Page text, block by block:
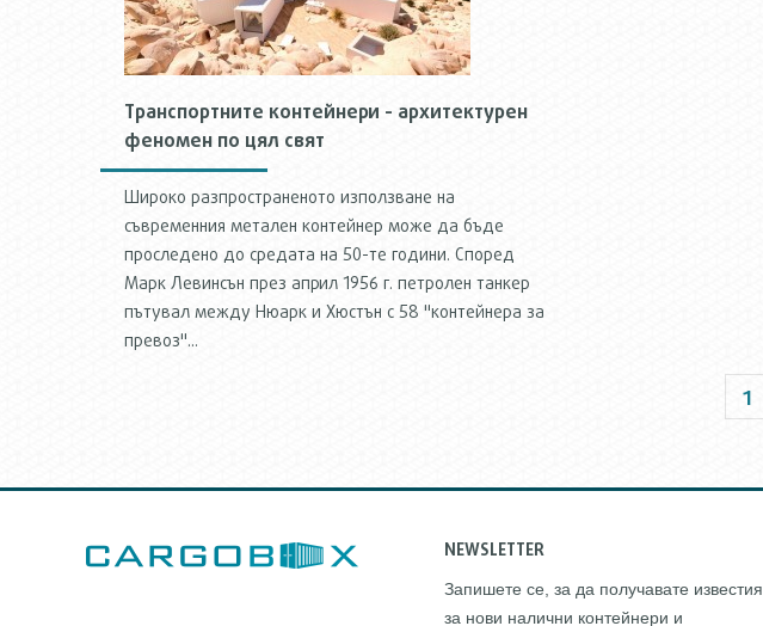
Транспортните контейнери - архитектурен
феномен по цял свят
Широко разпространеното използване на
съвременния метален контейнер може да бъде
проследено до средата на 50-те години. Според
Марк Левинсън през април 1956 г. петролен танкер
пътувал между Нюарк и Хюстън с 58 "контейнера за
превоз"...
1
NEWSLETTER
Запишете се, за да получавате известия
за нови налични контейнери и